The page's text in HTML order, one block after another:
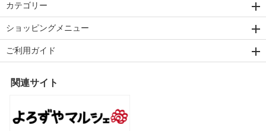
カテゴリー
ショッピングメニュー
ご利用ガイド
関連サイト